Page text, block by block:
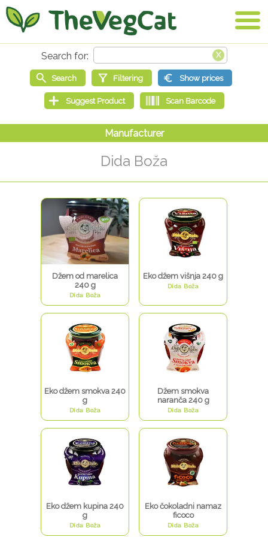
Dida Boža
Džem od marelica
240 g
Dida Boža
Eko džem višnja 240 g
Dida Boža
Eko džem smokva 240
g
Dida Boža
Džem smokva
naranča 240 g
Dida Boža
Eko džem kupina 240
g
Dida Boža
Eko čokoladni namaz
ficoco
Dida Boža